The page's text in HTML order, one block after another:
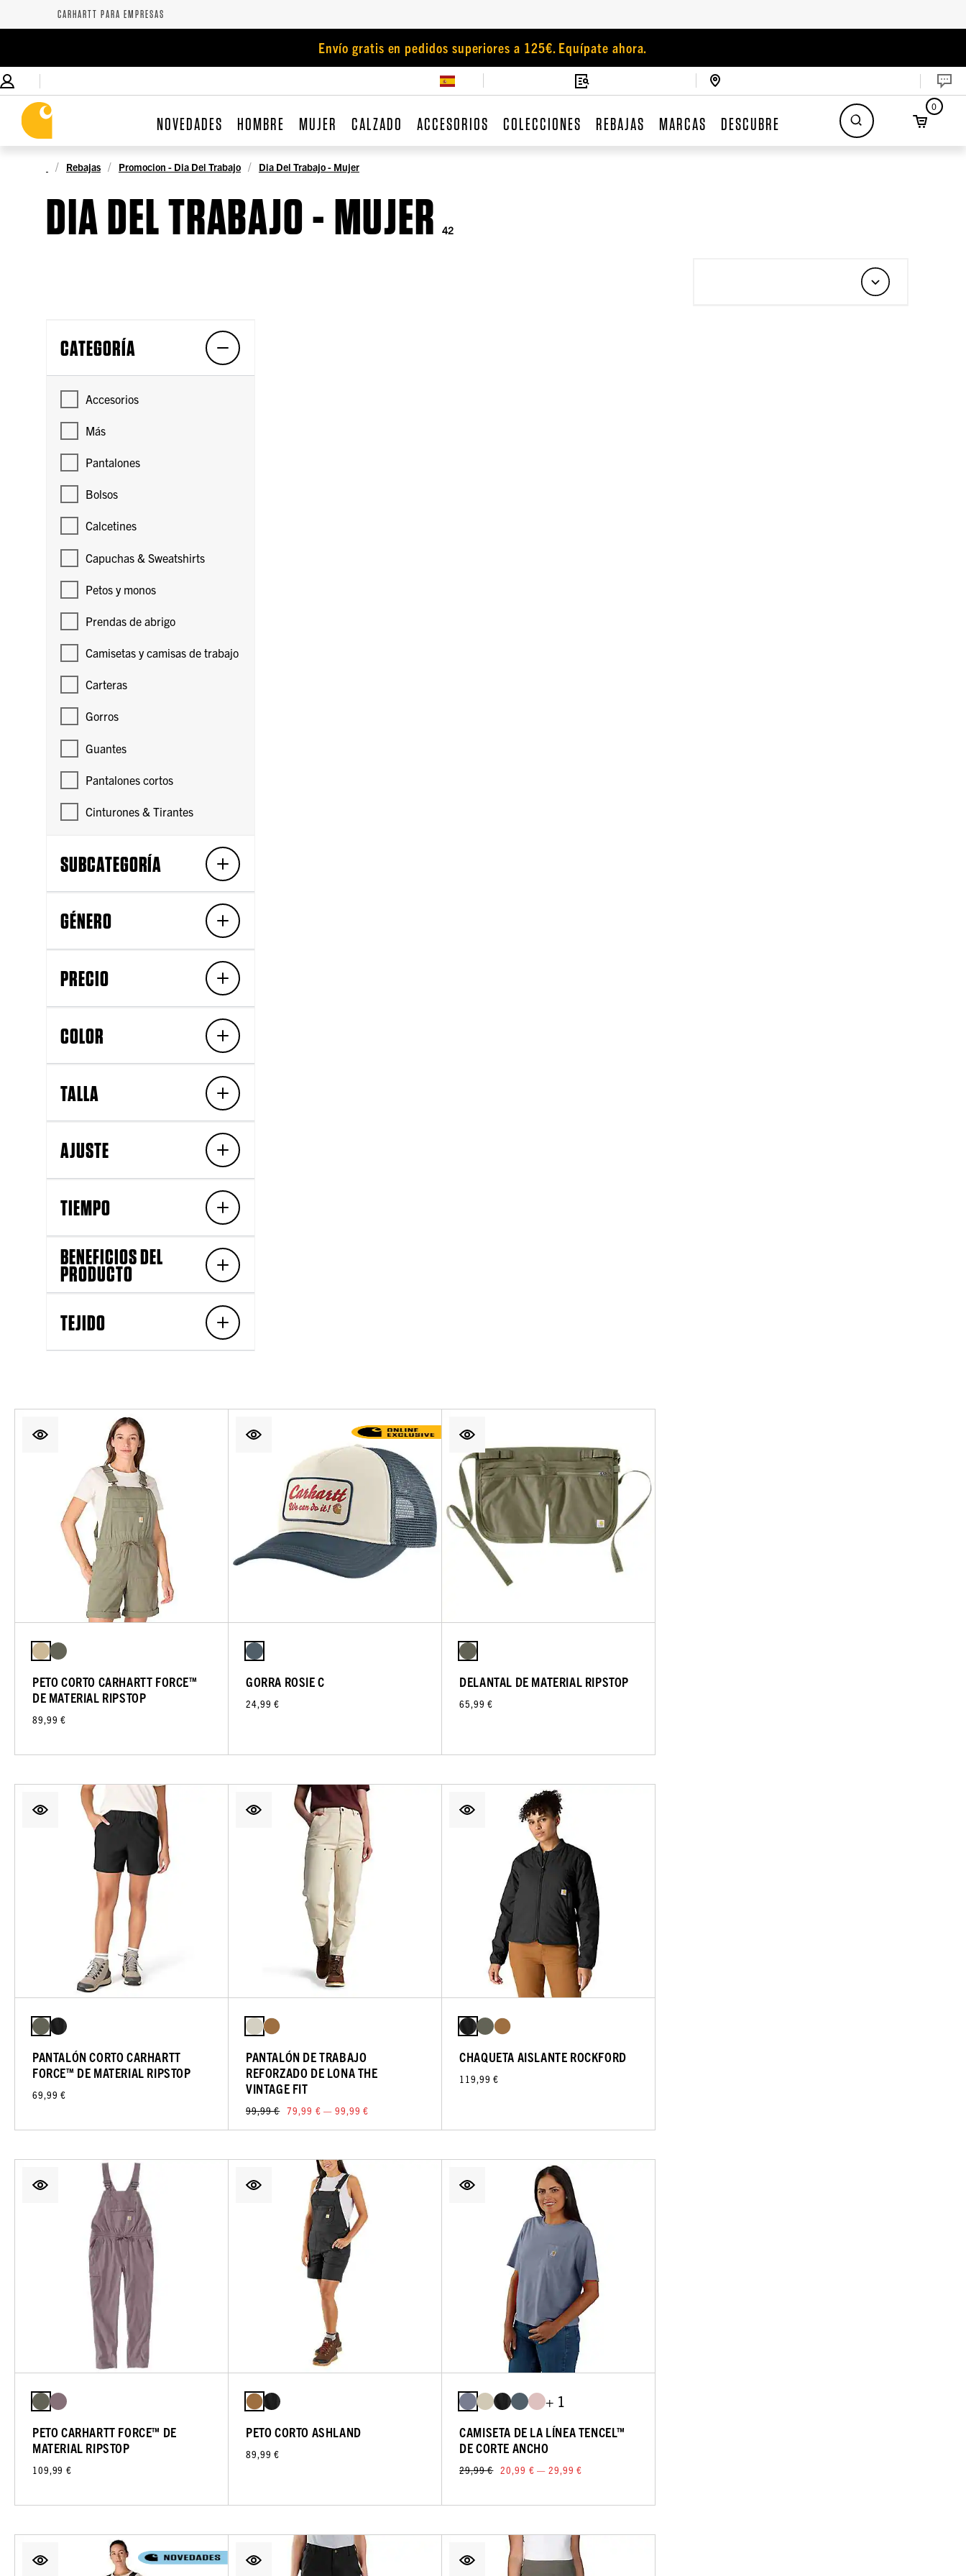
CARHARTT PARA EMPRESAS
Envío gratis en pedidos superiores a 125€. Equípate ahora.
NOVEDADES HOMBRE MUJER CALZADO ACCESORIOS COLECCIONES REBAJAS MARCAS DESCUBRE
0
Rebajas Promocion - Dia Del Trabajo Dia Del Trabajo - Mujer
DIA DEL TRABAJO - MUJER 42
CATEGORÍA
Accesorios
Más
Pantalones
Bolsos
Calcetines
Capuchas & Sweatshirts
Petos y monos
Prendas de abrigo
Camisetas y camisas de trabajo
Carteras
Gorros
Guantes
Pantalones cortos
Cinturones & Tirantes
SUBCATEGORÍA
GÉNERO
PRECIO
COLOR
TALLA
AJUSTE
TIEMPO
BENEFICIOS DEL
PRODUCTO
TEJIDO
PETO CORTO CARHARTT FORCE™
DE MATERIAL RIPSTOP
89,99 €
GORRA ROSIE C
24,99 €
DELANTAL DE MATERIAL RIPSTOP
65,99 €
PANTALÓN CORTO CARHARTT
FORCE™ DE MATERIAL RIPSTOP
69,99 €
PANTALÓN DE TRABAJO
REFORZADO DE LONA THE
VINTAGE FIT
99,99 € 79,99 € — 99,99 €
CHAQUETA AISLANTE ROCKFORD
119,99 €
PETO CARHARTT FORCE™ DE
MATERIAL RIPSTOP
109,99 €
PETO CORTO ASHLAND
89,99 €
+ 1
CAMISETA DE LA LÍNEA TENCEL™
DE CORTE ANCHO
29,99 € 20,99 € — 29,99 €